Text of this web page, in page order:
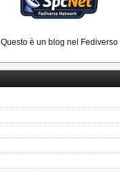
Questo è un blog nel Fediverso